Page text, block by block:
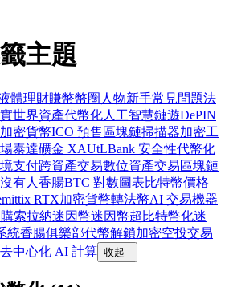
主題
體理財賺幣幣圈人物新手常見問題法
世界資產代幣化人工智慧鏈遊DePIN
加密貨幣ICO 預售 區塊鏈掃描器加密工
泰達礦金 XAUtLBank 安全性代幣化
支付跨資產交易數位資產交易區塊鏈
沒有人香腸BTC 對數圖表比特幣價格
RTX加密貨幣轉法幣AI 交易機器
索拉納迷因幣迷因幣超比特幣化迷
統香腸俱樂部代幣解鎖加密空投交易
去中心化 AI 計算 收起